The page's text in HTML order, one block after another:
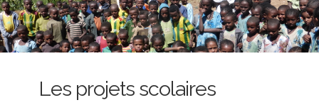
Les projets scolaires